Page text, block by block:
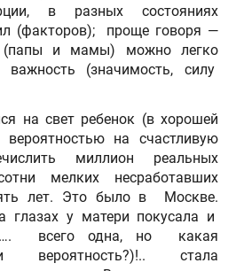
в разных состояниях
(факторов); проще говоря —
(папы и мамы) можно легко
важность (значимость, силу
на свет ребенок (в хорошей
на счастливую
миллион реальных
мелких несработавших
лет. Это было в Москве.
глазах у матери покусала и
…. всего одна, но какая
вероятность?)!.. стала